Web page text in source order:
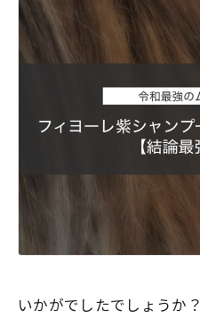
いかがでしたでしょうか？